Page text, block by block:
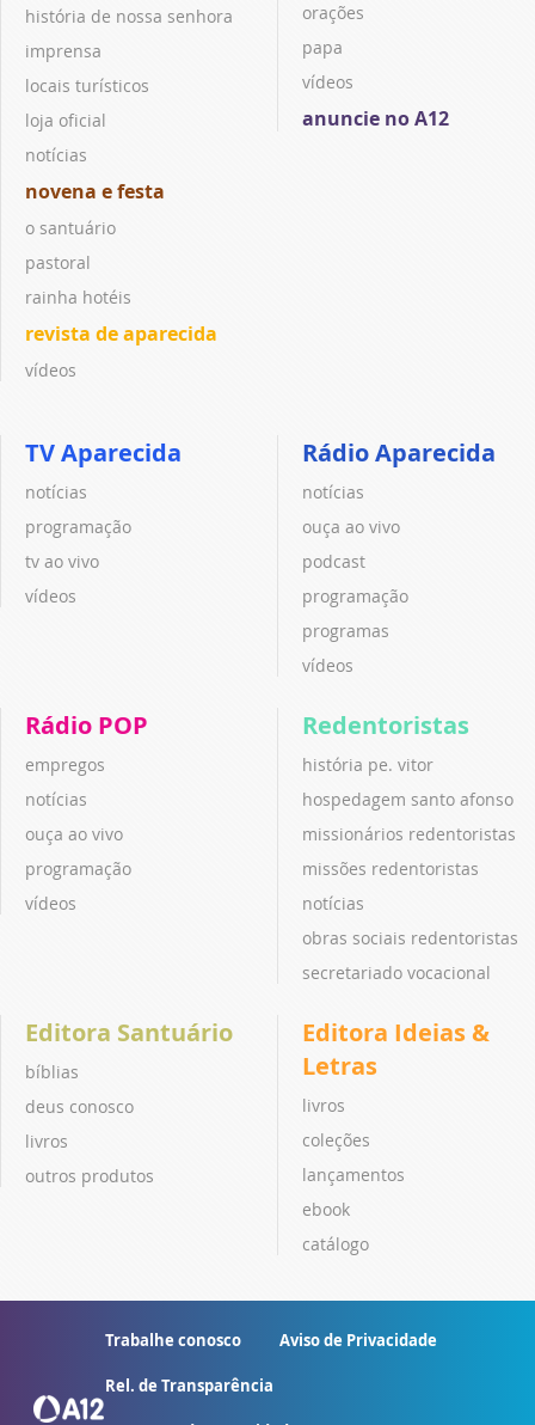
história de nossa senhora
imprensa
locais turísticos
loja oficial
notícias
novena e festa
o santuário
pastoral
rainha hotéis
revista de aparecida
vídeos
orações
papa
vídeos
anuncie no A12
TV Aparecida
notícias
programação
tv ao vivo
vídeos
Rádio Aparecida
notícias
ouça ao vivo
podcast
programação
programas
vídeos
Rádio POP
empregos
notícias
ouça ao vivo
programação
vídeos
Redentoristas
história pe. vitor
hospedagem santo afonso
missionários redentoristas
missões redentoristas
notícias
obras sociais redentoristas
secretariado vocacional
Editora Santuário
bíblias
deus conosco
livros
outros produtos
Editora Ideias &
Letras
livros
coleções
lançamentos
ebook
catálogo
Trabalhe conosco Aviso de Privacidade
Rel. de Transparência